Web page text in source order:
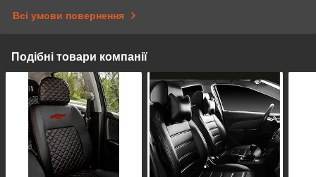
Всі умови повернення
Подібні товари компанії